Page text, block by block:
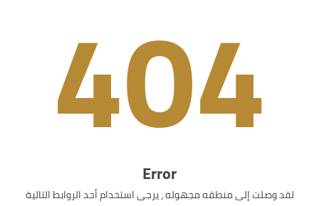
404
Error
لقد وصلت إلى منطقه مجهوله ، يرجى استخدام أحد الروابط التالية